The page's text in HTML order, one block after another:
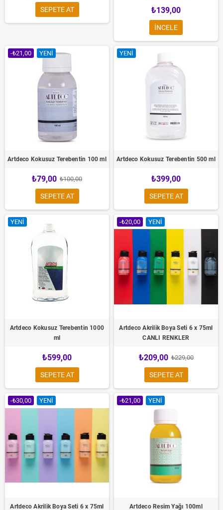
SEPETE AT ₺139,00
INCELE
-₺21,00 YENI
Artdeco Kokusuz Terebentin 100 ml
₺79,00 ₺100,00
SEPETE AT
YENI
Artdeco Kokusuz Terebentin 500 ml
₺399,00
SEPETE AT
YENI
Artdeco Kokusuz Terebentin 1000
ml
₺599,00
SEPETE AT
-₺20,00 YENI
Artdeco Akrilik Boya Seti 6 x 75ml
CANLI RENKLER
₺209,00 ₺229,00
SEPETE AT
-₺30,00 YENI
Artdeco Akrilik Boya Seti 6 x 75ml
-₺21,00 YENI
Artdeco Resim Yağı 100ml